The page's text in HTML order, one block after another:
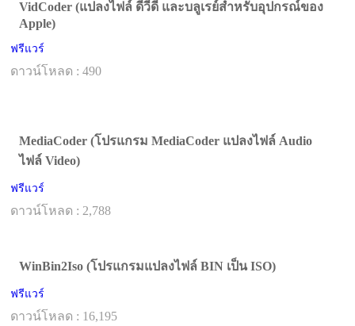
VidCoder (แปลงไฟล์ ดีวีดี และบลูเรย์สำหรับอุปกรณ์ของ
Apple)
ฟรีแวร์
ดาวน์โหลด : 490
MediaCoder (โปรแกรม MediaCoder แปลงไฟล์ Audio
ไฟล์ Video)
ฟรีแวร์
ดาวน์โหลด : 2,788
WinBin2Iso (โปรแกรมแปลงไฟล์ BIN เป็น ISO)
ฟรีแวร์
ดาวน์โหลด : 16,195